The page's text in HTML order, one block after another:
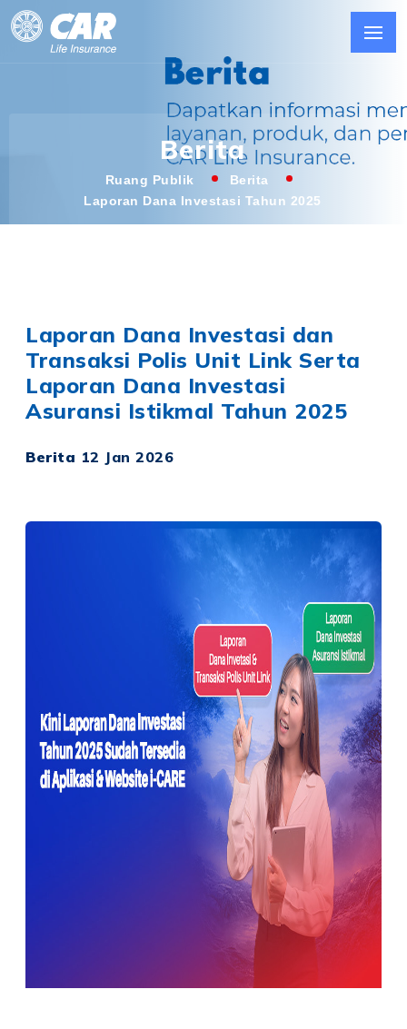
Berita
Ruang Publik
Berita
Laporan Dana Investasi Tahun 2025
Laporan Dana Investasi dan
Transaksi Polis Unit Link Serta
Laporan Dana Investasi
Asuransi Istikmal Tahun 2025
Berita 12 Jan 2026